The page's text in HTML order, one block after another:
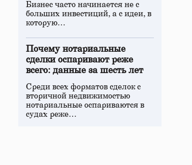
Бизнес часто начинается не с
больших инвестиций, а с идеи, в
которую…
Почему нотариальные
сделки оспаривают реже
всего: данные за шесть лет
Среди всех форматов сделок с
вторичной недвижимостью
нотариальные оспариваются в
судах реже…